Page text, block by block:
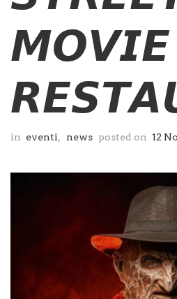
𝙈𝙊𝙑𝙄𝙀
in eventi, news posted on 12